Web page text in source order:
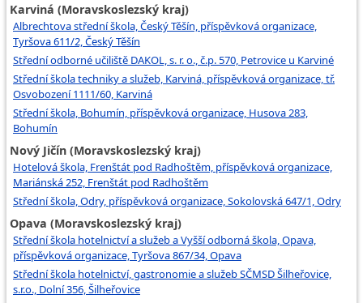
Karviná (Moravskoslezský kraj)
Albrechtova střední škola, Český Těšín, příspěvková organizace,
Tyršova 611/2, Český Těšín
Střední odborné učiliště DAKOL, s. r. o., č.p. 570, Petrovice u Karviné
Střední škola techniky a služeb, Karviná, příspěvková organizace, tř.
Osvobození 1111/60, Karviná
Střední škola, Bohumín, příspěvková organizace, Husova 283,
Bohumín
Nový Jičín (Moravskoslezský kraj)
Hotelová škola, Frenštát pod Radhoštěm, příspěvková organizace,
Mariánská 252, Frenštát pod Radhoštěm
Střední škola, Odry, příspěvková organizace, Sokolovská 647/1, Odry
Opava (Moravskoslezský kraj)
Střední škola hotelnictví a služeb a Vyšší odborná škola, Opava,
příspěvková organizace, Tyršova 867/34, Opava
Střední škola hotelnictví, gastronomie a služeb SČMSD Šilheřovice,
s.r.o., Dolní 356, Šilheřovice